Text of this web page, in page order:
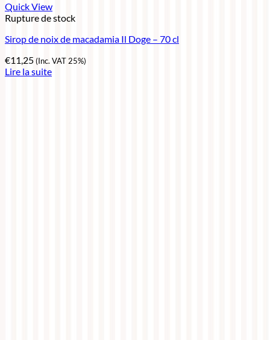
Quick View
Rupture de stock
Sirop de noix de macadamia Il Doge – 70 cl
€11,25(Inc. VAT 25%)
Lire la suite